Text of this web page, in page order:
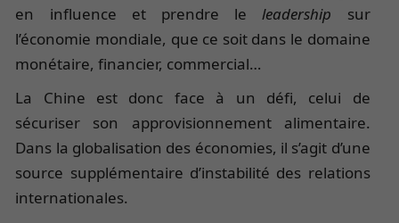
en influence et prendre le leadership sur
l’économie mondiale, que ce soit dans le domaine
monétaire, financier, commercial…
La Chine est donc face à un défi, celui de
sécuriser son approvisionnement alimentaire.
Dans la globalisation des économies, il s’agit d’une
source supplémentaire d’instabilité des relations
internationales.